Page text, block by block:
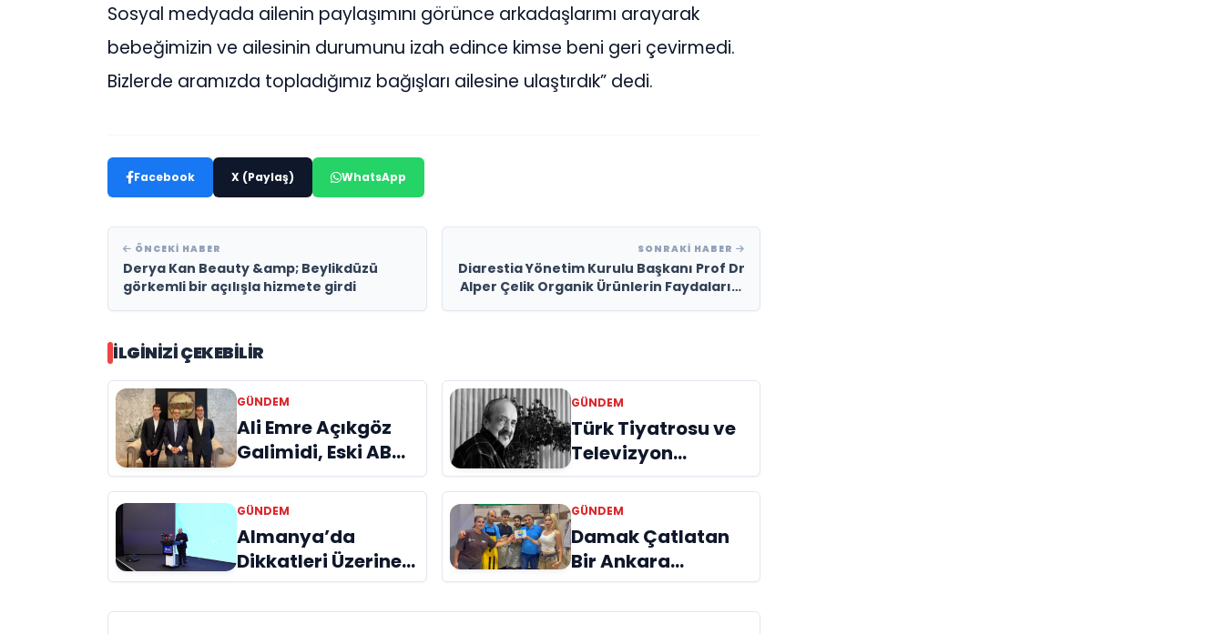
Sosyal medyada ailenin paylaşımını görünce arkadaşlarımı arayarak
bebeğimizin ve ailesinin durumunu izah edince kimse beni geri çevirmedi.
Bizlerde aramızda topladığımız bağışları ailesine ulaştırdık” dedi.
Facebook X (Paylaş) WhatsApp
ÖNCEKI HABER
Derya Kan Beauty &amp; Beylikdüzü
görkemli bir açılışla hizmete girdi
SONRAKI HABER
Diarestia Yönetim Kurulu Başkanı Prof Dr
Alper Çelik Organik Ürünlerin Faydalarını
İLGINIZI ÇEKEBILIR
GÜNDEM
Ali Emre Açıkgöz
Galimidi, Eski AB
Bakanı ve
Büyükelçi Egemen
Bağış ile Bir Araya
Geldi
GÜNDEM
Türk Tiyatrosu ve
Televizyon
Dünyasının Usta
İsmi Can Kolukısa
Hayatını Kaybetti
GÜNDEM
Almanya’da
Dikkatleri Üzerine
Çeken Türk
Firması: Taşyapı
GÜNDEM
Damak Çatlatan
Bir Ankara
Hikâyesi
Aydınlıkevler’in